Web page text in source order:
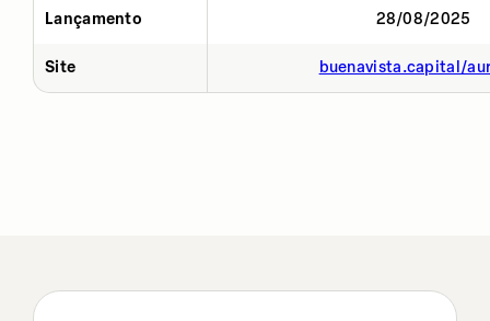
Lançamento 28/08/2025
Site buenavista.capital/